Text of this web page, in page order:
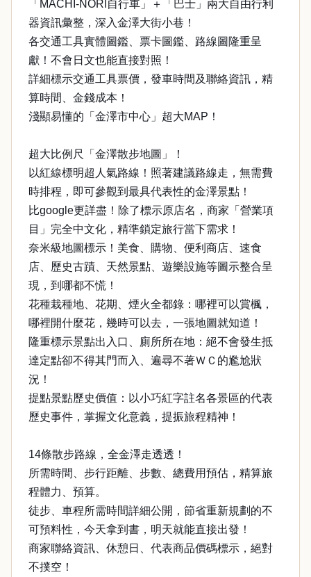
「MACHI-NORI自行車」＋「巴士」兩大自由行利
器資訊彙整，深入金澤大街小巷！
各交通工具實體圖鑑、票卡圖鑑、路線圖隆重呈
獻！不會日文也能直接對照！
詳細標示交通工具票價，發車時間及聯絡資訊，精
算時間、金錢成本！
淺顯易懂的「金澤市中心」超大MAP！
超大比例尺「金澤散步地圖」！
以紅線標明超人氣路線！照著建議路線走，無需費
時排程，即可參觀到最具代表性的金澤景點！
比google更詳盡！除了標示原店名，商家「營業項
目」完全中文化，精準鎖定旅行當下需求！
奈米級地圖標示！美食、購物、便利商店、速食
店、歷史古蹟、天然景點、遊樂設施等圖示整合呈
現，到哪都不慌！
花種栽種地、花期、煙火全都錄：哪裡可以賞楓，
哪裡開什麼花，幾時可以去，一張地圖就知道！
隆重標示景點出入口、廁所所在地：絕不會發生抵
達定點卻不得其門而入、遍尋不著ＷＣ的尷尬狀
況！
提點景點歷史價值：以小巧紅字註名各景區的代表
歷史事件，掌握文化意義，提振旅程精神！
14條散步路線，全金澤走透透！
所需時間、步行距離、步數、總費用預估，精算旅
程體力、預算。
徒步、車程所需時間詳細公開，節省重新規劃的不
可預料性，今天拿到書，明天就能直接出發！
商家聯絡資訊、休憩日、代表商品價碼標示，絕對
不撲空！